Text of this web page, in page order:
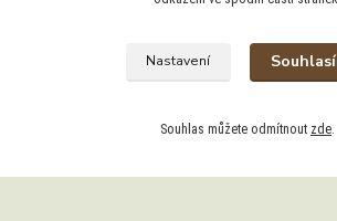
Nastavení
Souhlas můžete odmítnout zde.